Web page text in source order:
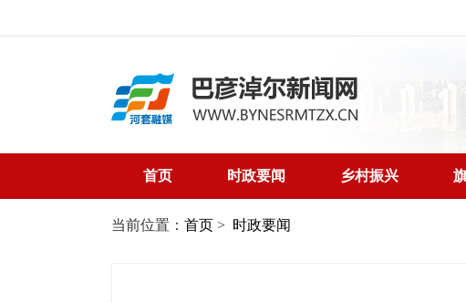
首页 时政要闻 乡村振兴
当前位置： 首页 > 时政要闻